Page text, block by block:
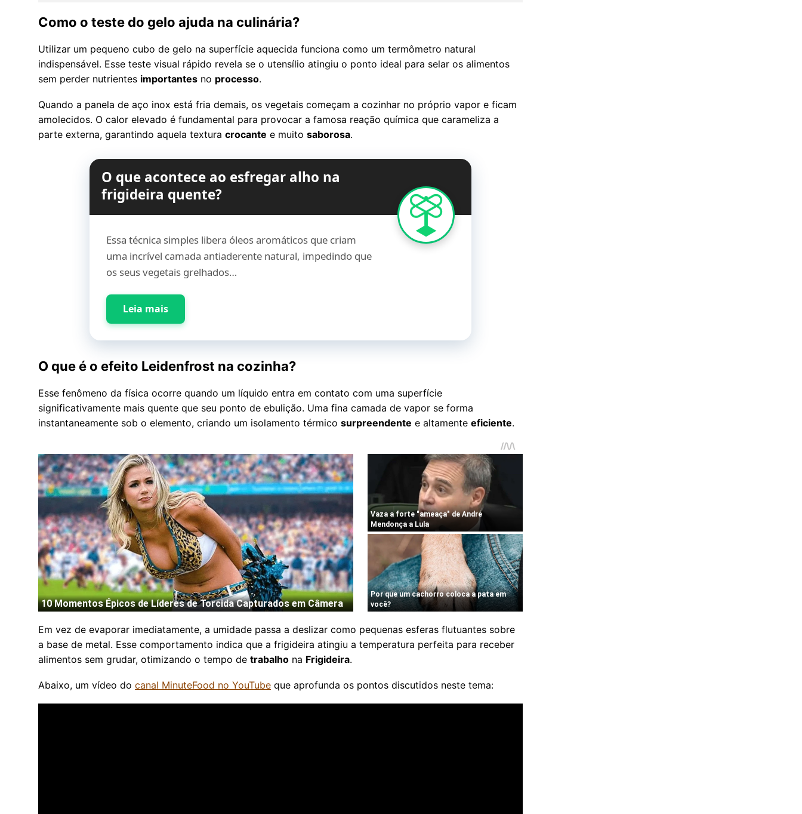
Como o teste do gelo ajuda na culinária?
Utilizar um pequeno cubo de gelo na superfície aquecida funciona como um termômetro natural
indispensável. Esse teste visual rápido revela se o utensílio atingiu o ponto ideal para selar os alimentos
sem perder nutrientes importantes no processo.
Quando a panela de aço inox está fria demais, os vegetais começam a cozinhar no próprio vapor e ficam
amolecidos. O calor elevado é fundamental para provocar a famosa reação química que carameliza a
parte externa, garantindo aquela textura crocante e muito saborosa.
O que acontece ao esfregar alho na
frigideira quente?
Essa técnica simples libera óleos aromáticos que criam
uma incrível camada antiaderente natural, impedindo que
os seus vegetais grelhados…
Leia mais
O que é o efeito Leidenfrost na cozinha?
Esse fenômeno da física ocorre quando um líquido entra em contato com uma superfície
significativamente mais quente que seu ponto de ebulição. Uma fina camada de vapor se forma
instantaneamente sob o elemento, criando um isolamento térmico surpreendente e altamente eficiente.
Em vez de evaporar imediatamente, a umidade passa a deslizar como pequenas esferas flutuantes sobre
a base de metal. Esse comportamento indica que a frigideira atingiu a temperatura perfeita para receber
alimentos sem grudar, otimizando o tempo de trabalho na Frigideira.
Abaixo, um vídeo do canal MinuteFood no YouTube que aprofunda os pontos discutidos neste tema: